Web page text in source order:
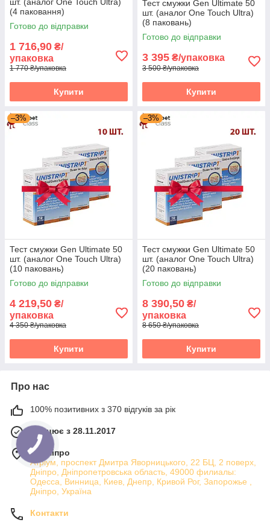
(4 паковання)
Готово до відправки
1 716,90 ₴/
упаковка
1 770 ₴/упаковка
Купити
Тест смужки Gen Ultimate 50
шт. (аналог One Touch Ultra)
(8 паковань)
Готово до відправки
3 395 ₴/упаковка
3 500 ₴/упаковка
Купити
–3%
Тест смужки Gen Ultimate 50
шт. (аналог One Touch Ultra)
(10 паковань)
Готово до відправки
4 219,50 ₴/
упаковка
4 350 ₴/упаковка
Купити
–3%
Тест смужки Gen Ultimate 50
шт. (аналог One Touch Ultra)
(20 паковань)
Готово до відправки
8 390,50 ₴/
упаковка
8 650 ₴/упаковка
Купити
Про нас
100% позитивних з 370 відгуків за рік
Працює з 28.11.2017
м. Дніпро
Атріум, проспект Дмитра Яворницького, 22 БЦ, 2 поверх,
Дніпро, Дніпропетровська область, 49000 филиалы:
Одесса, Винница, Киев, Днепр, Кривой Рог, Запорожье ,
Дніпро, Україна
Контакти